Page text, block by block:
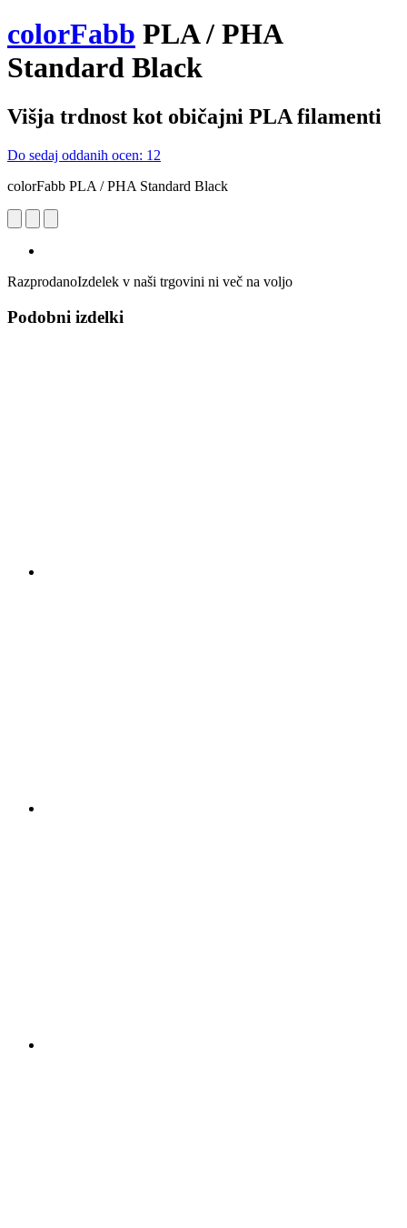
colorFabb PLA / PHA
Standard Black
Višja trdnost kot običajni PLA filamenti
Do sedaj oddanih ocen: 12
colorFabb PLA / PHA Standard Black
RazprodanoIzdelek v naši trgovini ni več na voljo
Podobni izdelki